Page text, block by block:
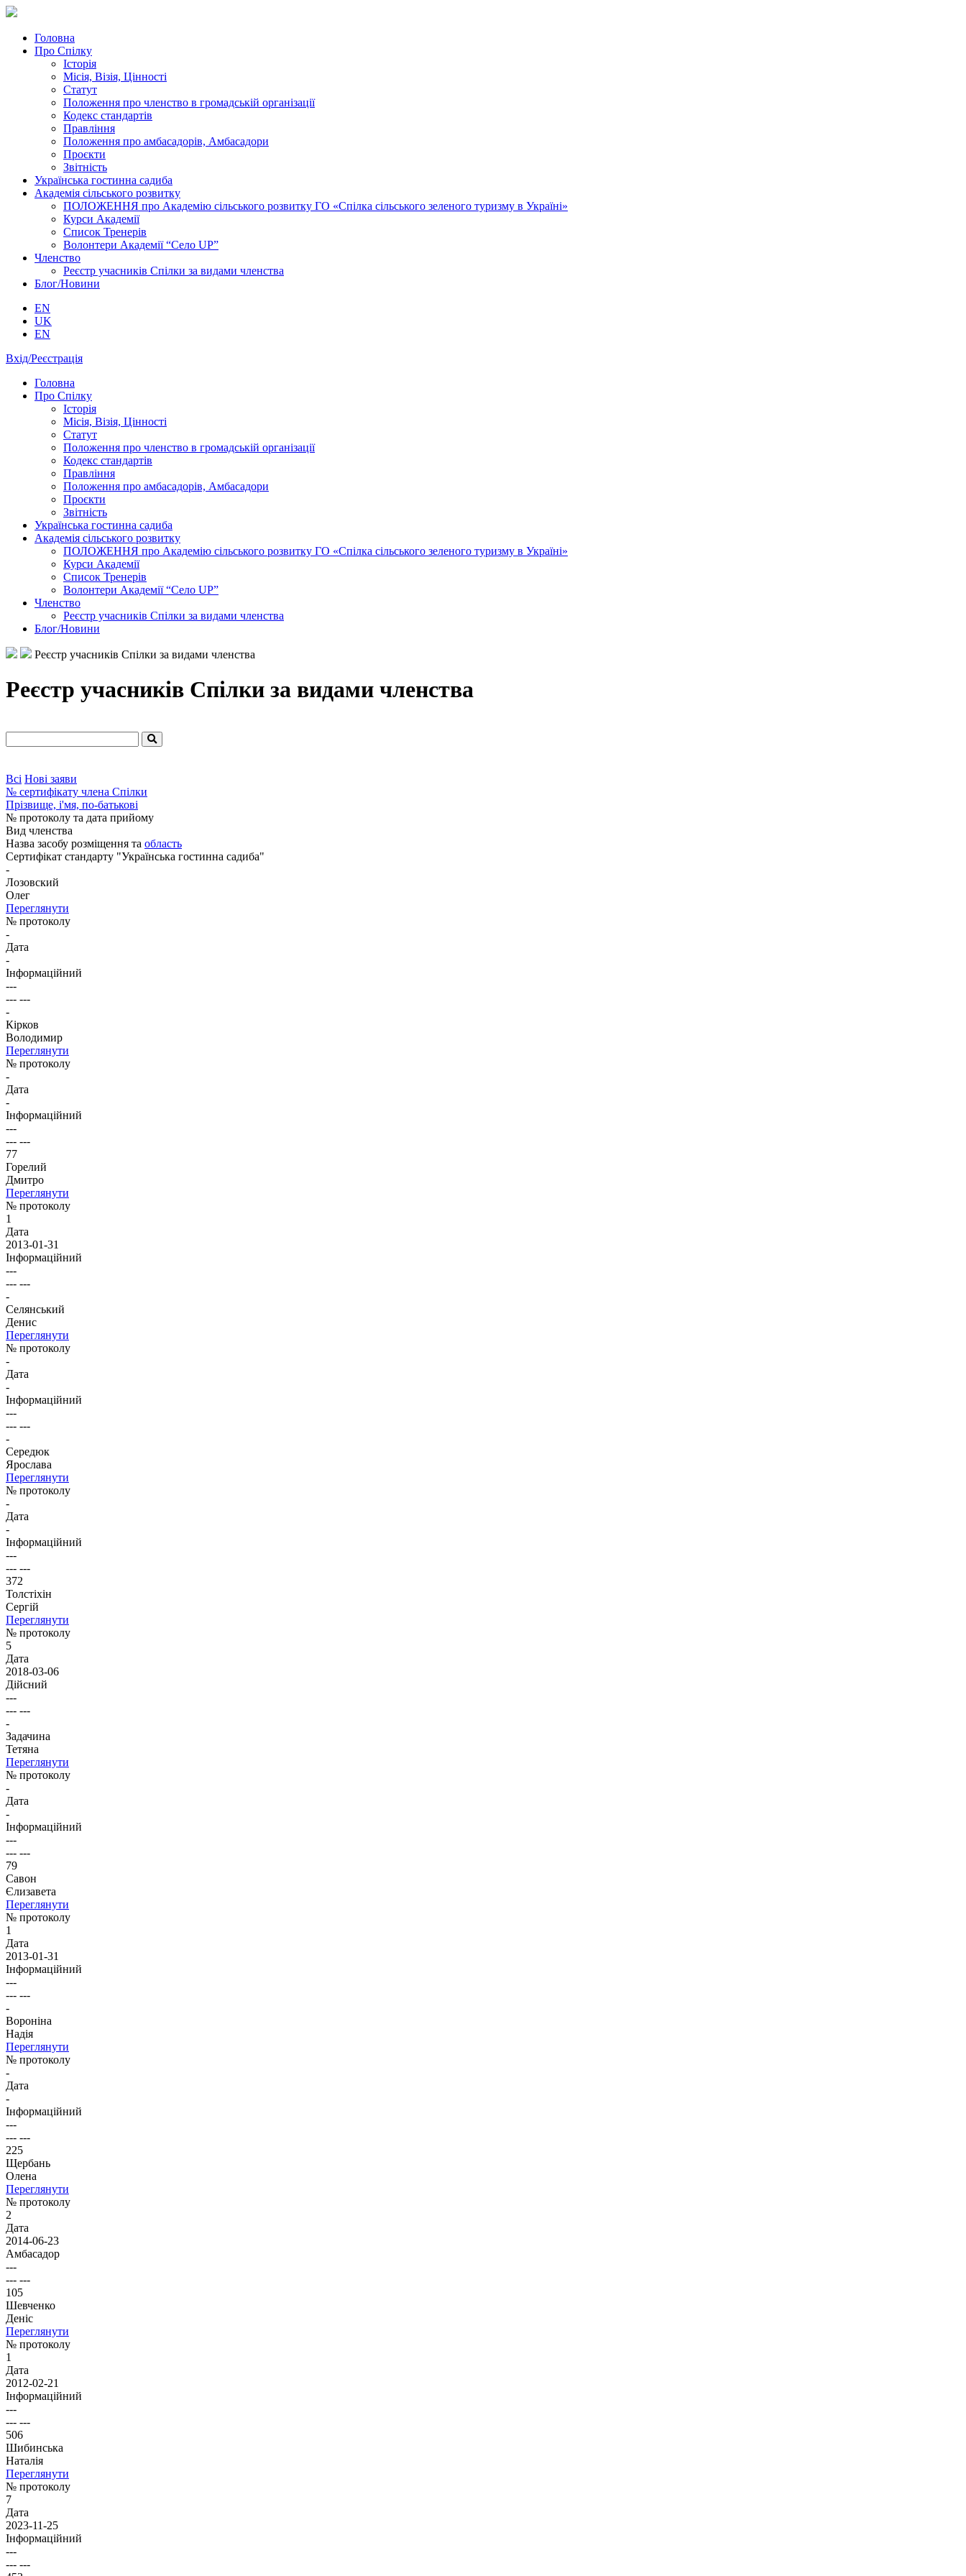
Головна
Про Спілку
Історія
Місія, Візія, Цінності
Статут
Положення про членство в громадській організації
Кодекс стандартів
Правління
Положення про амбасадорів, Амбасадори
Проєкти
Звітність
Українська гостинна садиба
Академія сільського розвитку
ПОЛОЖЕННЯ про Академію cільського розвитку ГО «Спілка сільського зеленого туризму в Україні»
Курси Академії
Список Тренерів
Волонтери Академії “Село UP”
Членство
Реєстр учасників Спілки за видами членства
Блог/Новини
EN
UK
EN
Вхід/Реєстрація
Головна
Про Спілку
Історія
Місія, Візія, Цінності
Статут
Положення про членство в громадській організації
Кодекс стандартів
Правління
Положення про амбасадорів, Амбасадори
Проєкти
Звітність
Українська гостинна садиба
Академія сільського розвитку
ПОЛОЖЕННЯ про Академію cільського розвитку ГО «Спілка сільського зеленого туризму в Україні»
Курси Академії
Список Тренерів
Волонтери Академії “Село UP”
Членство
Реєстр учасників Спілки за видами членства
Блог/Новини
Реєстр учасників Спілки за видами членства
Реєстр учасників Спілки за видами членства
Всі Нові заяви
№ сертифікату члена Спілки
Прізвище, і'мя, по-батькові
№ протоколу та дата прийому
Вид членства
Назва засобу розміщення та область
Сертифікат стандарту "Українська гостинна садиба"
-
Лозовский
Олег
Переглянути
№ протоколу
-
Дата
-
Інформаційний
---
--- ---
-
Кірков
Володимир
Переглянути
№ протоколу
-
Дата
-
Інформаційний
---
--- ---
77
Горелий
Дмитро
Переглянути
№ протоколу
1
Дата
2013-01-31
Інформаційний
---
--- ---
-
Cелянський
Денис
Переглянути
№ протоколу
-
Дата
-
Інформаційний
---
--- ---
-
Середюк
Ярослава
Переглянути
№ протоколу
-
Дата
-
Інформаційний
---
--- ---
372
Толстіхін
Сергій
Переглянути
№ протоколу
5
Дата
2018-03-06
Дійсний
---
--- ---
-
Задачина
Тетяна
Переглянути
№ протоколу
-
Дата
-
Інформаційний
---
--- ---
79
Савон
Єлизавета
Переглянути
№ протоколу
1
Дата
2013-01-31
Інформаційний
---
--- ---
-
Вороніна
Надія
Переглянути
№ протоколу
-
Дата
-
Інформаційний
---
--- ---
225
Щербань
Олена
Переглянути
№ протоколу
2
Дата
2014-06-23
Амбасадор
---
--- ---
105
Шевченко
Деніс
Переглянути
№ протоколу
1
Дата
2012-02-21
Інформаційний
---
--- ---
506
Шибинська
Наталія
Переглянути
№ протоколу
7
Дата
2023-11-25
Інформаційний
---
--- ---